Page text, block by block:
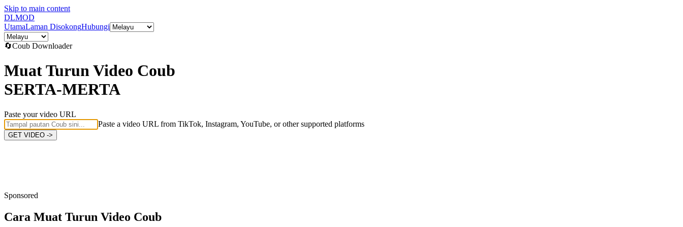
Skip to main content
DLMOD
UtamaLaman DisokongHubungi
🔄Coub Downloader
Muat Turun Video Coub
SERTA-MERTA
Paste your video URL
Paste a video URL from TikTok, Instagram, YouTube, or other supported platforms
GET VIDEO ->
Sponsored
Cara Muat Turun Video Coub